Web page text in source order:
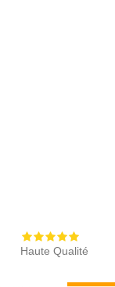
Haute Qualité